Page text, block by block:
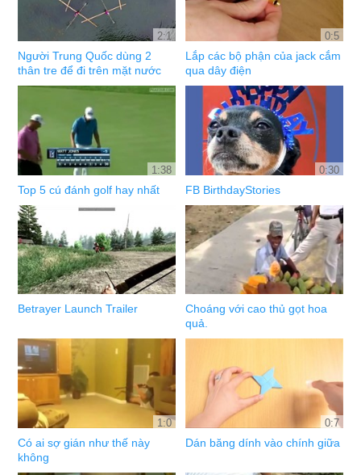
2:1
Người Trung Quốc dùng 2
thân tre để đi trên mặt nước
0:5
Lắp các bộ phận của jack cắm
qua dây điện
1:38
Top 5 cú đánh golf hay nhất
0:30
FB BirthdayStories
Betrayer Launch Trailer
Choáng với cao thủ gọt hoa
quả.
1:0
Có ai sợ gián như thế này
không
0:7
Dán băng dính vào chính giữa